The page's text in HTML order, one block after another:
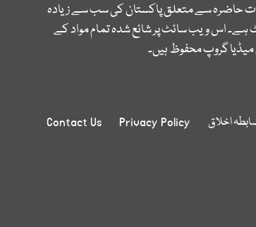
حاضرہ سے متعلق پاکستان کی سب سے زیادہ
اس ویب سائٹ پر شائع شدہ تمام مواد کے
گروپ محفوظ ہیں۔
اخلاق Privacy Policy
Contact Us